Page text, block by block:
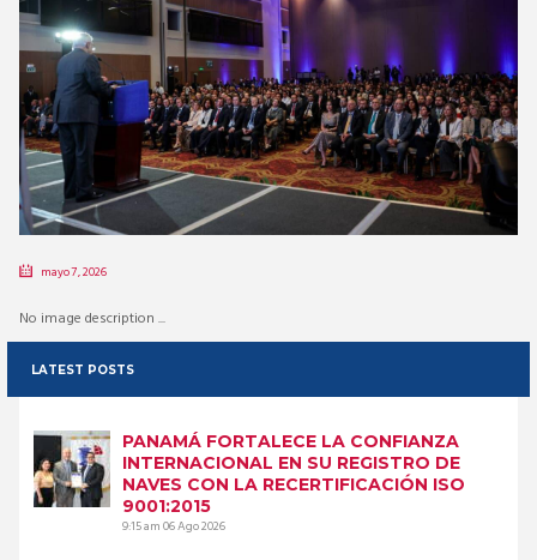
mayo 7, 2026
No image description ...
LATEST POSTS
PANAMÁ FORTALECE LA CONFIANZA
INTERNACIONAL EN SU REGISTRO DE
NAVES CON LA RECERTIFICACIÓN ISO
9001:2015
9:15 am06 Ago 2026